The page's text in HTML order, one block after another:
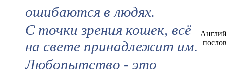
ошибаются в людях.
С точки зрения кошек, всё
на свете принадлежит им.
Любопытство - это